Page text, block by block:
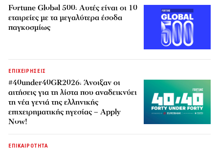
Fortune Global 500: Αυτές είναι οι 10
εταιρείες με τα μεγαλύτερα έσοδα
παγκοσμίως
ΕΠΙΧΕΙΡΗΣΕΙΣ
#40under40GR2026: Άνοιξαν οι
αιτήσεις για τη λίστα που αναδεικνύει
τη νέα γενιά της ελληνικής
επιχειρηματικής ηγεσίας – Apply
Now!
ΕΠΙΚΑΙΡΟΤΗΤΑ